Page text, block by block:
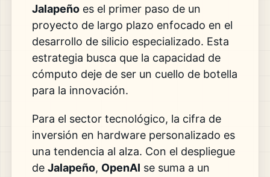
Jalapeñoes el primer paso de un
proyecto de largo plazo enfocado en el
desarrollo de silicio especializado. Esta
estrategia busca que la capacidad de
cómputo deje de ser un cuello de botella
para la innovación.
Para el sector tecnológico, la cifra de
inversión en hardware personalizado es
una tendencia al alza. Con el despliegue
de Jalapeño, OpenAI se suma a un